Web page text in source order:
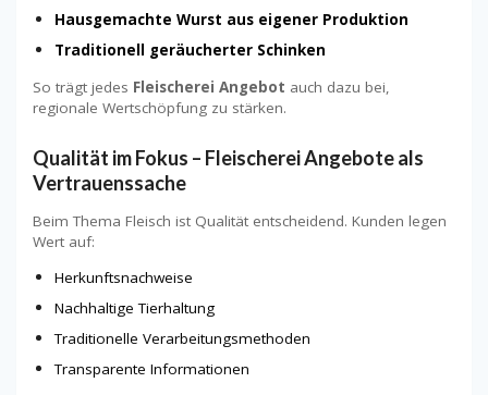
Hausgemachte Wurst aus eigener Produktion
Traditionell geräucherter Schinken
So trägt jedes Fleischerei Angebot auch dazu bei,
regionale Wertschöpfung zu stärken.
Qualität im Fokus – Fleischerei Angebote als
Vertrauenssache
Beim Thema Fleisch ist Qualität entscheidend. Kunden legen
Wert auf:
Herkunftsnachweise
Nachhaltige Tierhaltung
Traditionelle Verarbeitungsmethoden
Transparente Informationen